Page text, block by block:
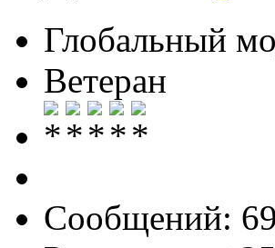
Глобальный
Ветеран
Сообщений: